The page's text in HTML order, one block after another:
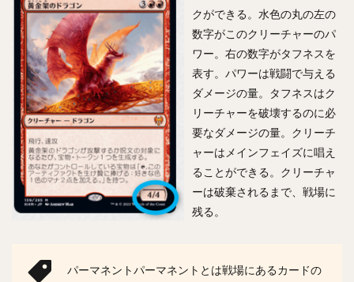
クができる。水色の丸の左の
数字がこのクリーチャーのパ
ワー。右の数字がタフネスを
表す。パワーは戦闘で与える
ダメージの量。タフネスはク
リーチャーを破壊するのに必
要なダメージの量。クリーチ
ャーはメインフェイズに唱え
ることができる。クリーチャ
ーは破棄されるまで、戦場に
残る。
パーマネントパーマネントとは戦場にあるカードの